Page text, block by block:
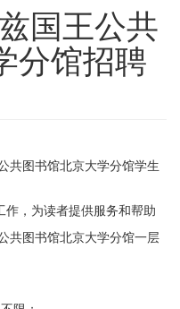
国王公共
分馆招聘
共图书馆北京大学分馆学生
，为读者提供服务和帮助
共图书馆北京大学分馆一层